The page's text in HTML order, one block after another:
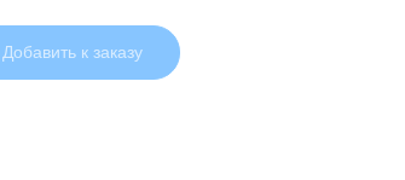
Добавить к заказу